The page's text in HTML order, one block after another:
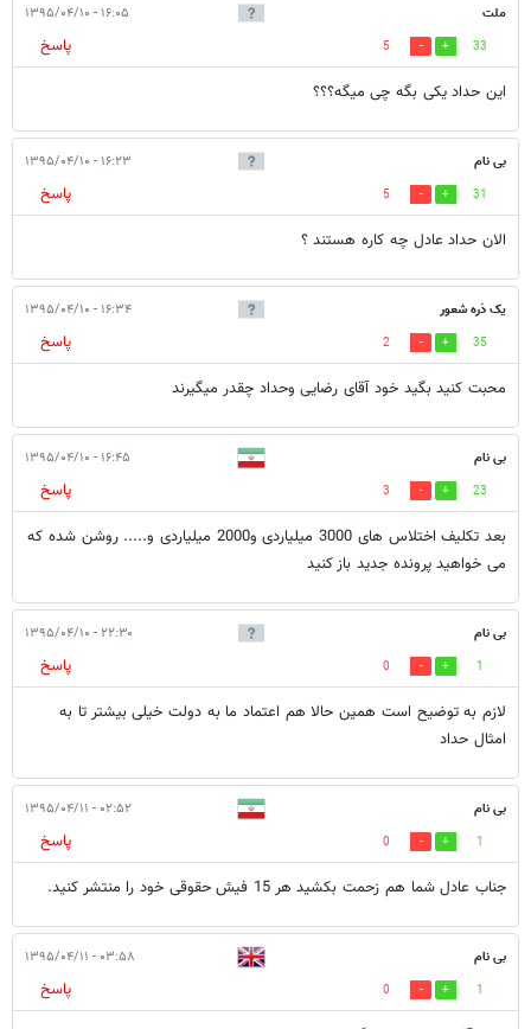
ملت ۱۶:۰۵ - ۱۳۹۵/۰۴/۱۰
33
5
پاسخ
این حداد یکی بگه چی میگه؟؟؟
بی نام ۱۶:۲۳ - ۱۳۹۵/۰۴/۱۰
31
5
پاسخ
الان حداد عادل چه کاره هستند ؟
یک ذره شعور ۱۶:۳۴ - ۱۳۹۵/۰۴/۱۰
35
2
پاسخ
محبت کنید بگید خود آقای رضایی وحداد چقدر میگیرند
بی نام ۱۶:۴۵ - ۱۳۹۵/۰۴/۱۰
23
3
پاسخ
بعد تکلیف اختلاس های 3000 میلیاردی و2000 میلیاردی و..... روشن شده که
می خواهید پرونده جدید باز کنید
بی نام ۲۲:۳۰ - ۱۳۹۵/۰۴/۱۰
1
0
پاسخ
لازم به توضیح است همین حالا هم اعتماد ما به دولت خیلی بیشتر تا به
امثال حداد
بی نام ۰۲:۵۲ - ۱۳۹۵/۰۴/۱۱
1
0
پاسخ
جناب عادل شما هم زحمت بکشید هر 15 فیش حقوقی خود را منتشر کنید.
بی نام ۰۳:۵۸ - ۱۳۹۵/۰۴/۱۱
1
0
پاسخ